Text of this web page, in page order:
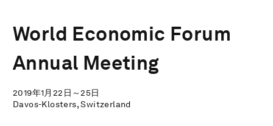
World Economic Forum
Annual Meeting
2019年1月22日～25日
Davos-Klosters, Switzerland